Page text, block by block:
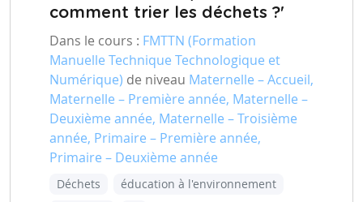
comment trier les déchets ?'
Dans le cours : FMTTN (Formation
Manuelle Technique Technologique et
Numérique) de niveau Maternelle – Accueil,
Maternelle – Première année, Maternelle –
Deuxième année, Maternelle – Troisième
année, Primaire – Première année,
Primaire – Deuxième année
Déchets
éducation à l'environnement